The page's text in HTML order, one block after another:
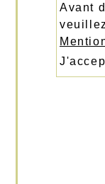
Avant